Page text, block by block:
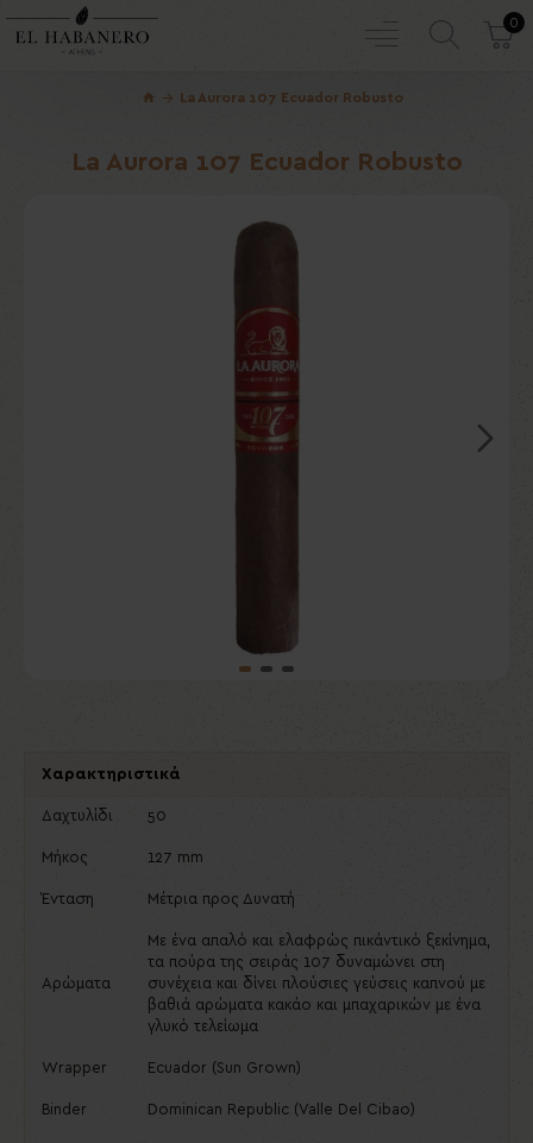
0
La Aurora 107 Ecuador Robusto
La Aurora 107 Ecuador Robusto
Χαρακτηριστικά
Δαχτυλίδι 50
Μήκος 127 mm
Ένταση Μέτρια προς Δυνατή
Αρώματα
Με ένα απαλό και ελαφρώς πικάντικό ξεκίνημα,
τα πούρα της σειράς 107 δυναμώνει στη
συνέχεια και δίνει πλούσιες γεύσεις καπνού με
βαθιά αρώματα κακάο και μπαχαρικών με ένα
γλυκό τελείωμα
Wrapper Ecuador (Sun Grown)
Binder Dominican Republic (Valle Del Cibao)